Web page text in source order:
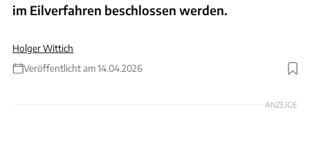
im Eilverfahren beschlossen werden.
Holger Wittich
Veröffentlicht am 14.04.2026
Foto: BraunS via getty Images
ANZEIGE